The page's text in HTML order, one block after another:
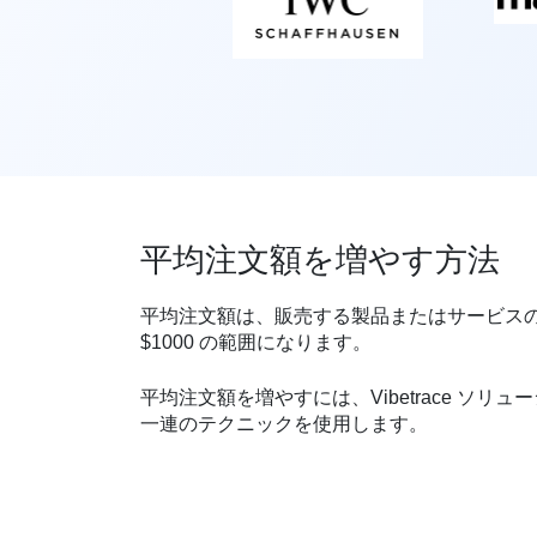
平均注文額を増やす方法
平均注文額は、販売する製品またはサービス
$1000 の範囲になります。
平均注文額を増やすには、Vibetrace ソリュ
一連のテクニックを使用します。